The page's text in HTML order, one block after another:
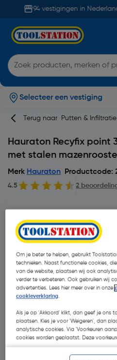
94 vestigingen in Nederland
Selecteer een vestiging
Terug naar Putten & Infiltratie
Hauraton Recyfix point
met stalen
Merk Hauraton Productcode:
4.5 2
Om je beter te helpen, gebruikt
technieken. Naast functionele cookies,
van de website, plaatsen wij ook
verder te verbeteren. Ook gebruiken wij
advertenties. Lees hier meer over in onze
cookieverklaring.
Als je op 'Akkoord' klikt, dan geef je ons
plaatsen. Kies je voor 'Weigeren', dan
analytische cookies. Via 'Voorkeuren
cookies worden geplaatst. Deze